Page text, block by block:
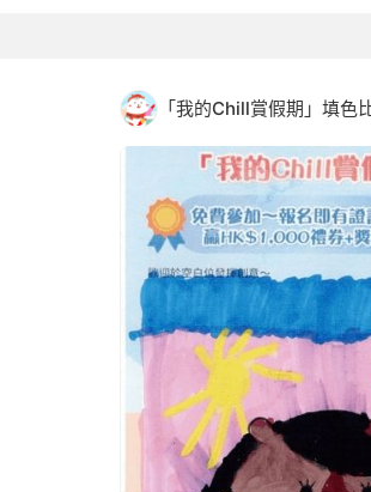
「我的Chill賞假期」填色